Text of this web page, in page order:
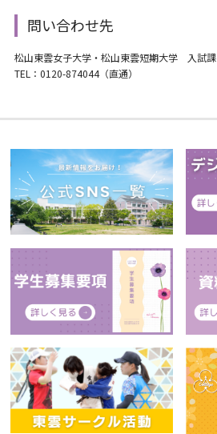
問い合わせ先
松山東雲女子大学・松山東雲短期大学 入試課
TEL：0120-874044（直通）